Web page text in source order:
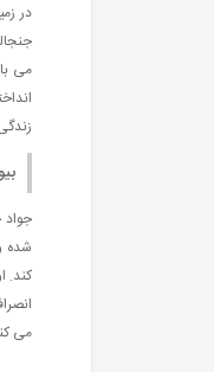
در
می
شده
کند.
می